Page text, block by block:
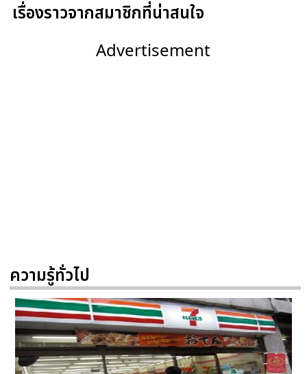
เรื่องราวจากสมาชิกที่น่าสนใจ
Advertisement
ความรู้ทั่วไป